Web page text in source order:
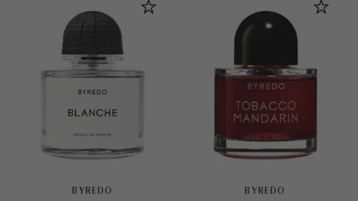
BYREDO BYREDO